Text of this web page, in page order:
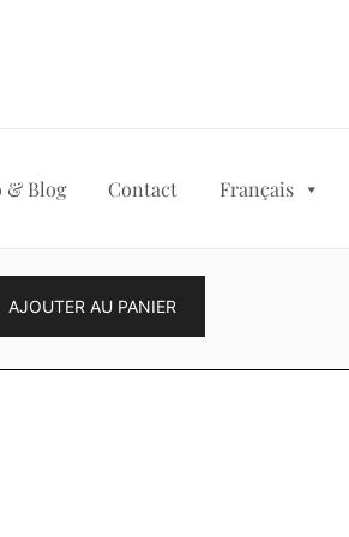
& Blog Contact Français
AJOUTER AU PANIER